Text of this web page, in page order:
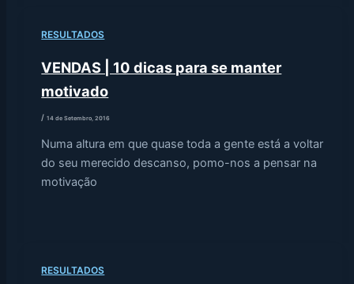
RESULTADOS
VENDAS | 10 dicas para se manter
motivado
/14 de Setembro, 2016
Numa altura em que quase toda a gente está a voltar
do seu merecido descanso, pomo-nos a pensar na
motivação
RESULTADOS